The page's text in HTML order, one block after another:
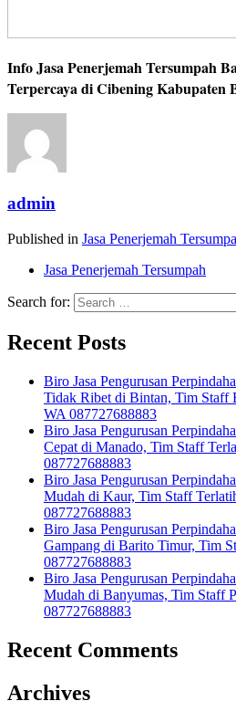
Info Jasa Penerjemah Tersumpah
Terpercaya di Cibening Kabupaten
admin
Published in Jasa Penerjemah
Jasa Penerjemah Tersumpah
Search for:
Recent Posts
Biro Jasa Pengurusan
Tidak Ribet di Bintan, Tim Staff
WA 087727688883
Biro Jasa Pengurusan
Cepat di Manado, Tim Staff
087727688883
Biro Jasa Pengurusan
Mudah di Kaur, Tim Staff
087727688883
Biro Jasa Pengurusan
Gampang di Barito Timur, Tim
087727688883
Biro Jasa Pengurusan
Mudah di Banyumas, Tim Staff
087727688883
Recent Comments
Archives